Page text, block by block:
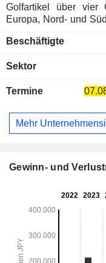
Golfartikel über vier
Europa, Nord- und
Betrieb und im
von
Ozeanien ist ebenfalls
Beschäftigte
Sektor
Termine
Mehr
Gewinn- und